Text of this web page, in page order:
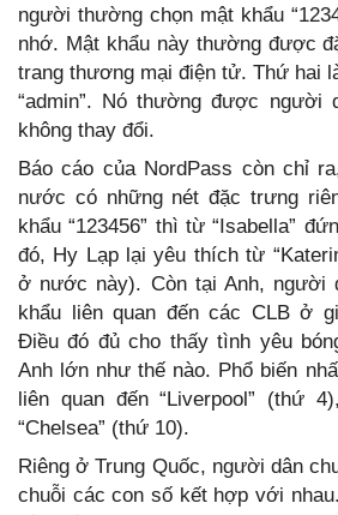
người thường chọn mật khẩu
nhớ. Mật khẩu này thường được
trang thương mại điện tử. Thứ hai
“admin”. Nó thường được người
không thay đổi.
Báo cáo của NordPass còn chỉ
nước có những nét đặc trưng
khẩu “123456” thì từ “Isabella”
đó, Hy Lạp lại yêu thích từ
ở nước này). Còn tại Anh, người
khẩu liên quan đến các CLB ở
Điều đó đủ cho thấy tình yêu
Anh lớn như thế nào. Phổ biến
liên quan đến “Liverpool” (thứ
“Chelsea” (thứ 10).
Riêng ở Trung Quốc, người dân
chuỗi các con số kết hợp với